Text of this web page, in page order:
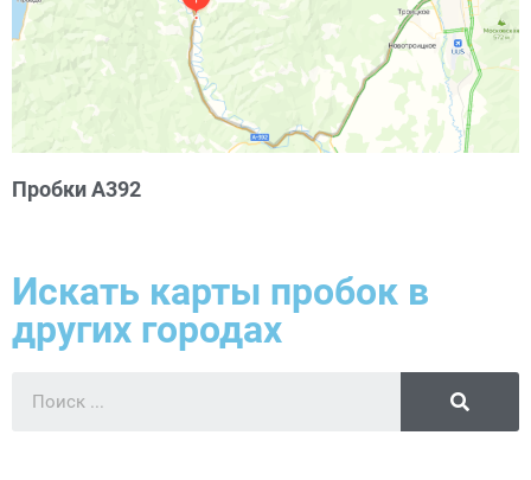
Пробки А392
Искать карты пробок в
других городах